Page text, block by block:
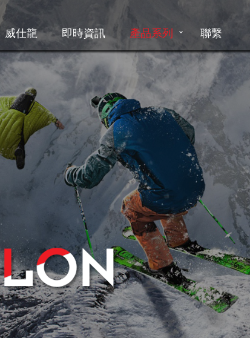
威仕龍 即時資訊 產品系列 聯繫